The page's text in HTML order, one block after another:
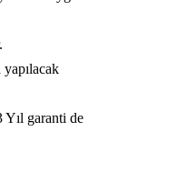
garanti de